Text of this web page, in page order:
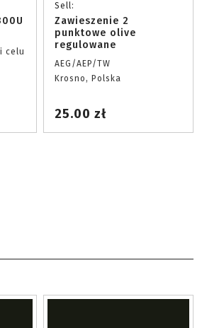
celu
Sell:
Zawieszenie 2
punktowe olive
regulowane
AEG/AEP/TW
Krosno, Polska
25.00 zł